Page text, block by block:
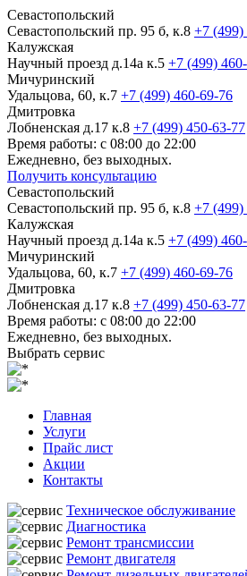
Севастопольский
Севастопольский пр. 95 б, к.8 +7 (499)
Калужская
Научный проезд д.14а к.5 +7 (499)
Мичуринский
Удальцова, 60, к.7 +7 (499) 460-69-76
Дмитровка
Лобненская д.17 к.8 +7 (499) 450-63-77
Время работы: с 08:00 до 22:00
Ежедневно, без выходных.
Получить консультацию
Севастопольский
Севастопольский пр. 95 б, к.8 +7 (499)
Калужская
Научный проезд д.14а к.5 +7 (499)
Мичуринский
Удальцова, 60, к.7 +7 (499) 460-69-76
Дмитровка
Лобненская д.17 к.8 +7 (499) 450-63-77
Время работы: с 08:00 до 22:00
Ежедневно, без выходных.
Выбрать сервис
Главная
Услуги
Прайс лист
Акции
Контакты
Техническое обслуживание
Диагностика
Ремонт трансмиссии
Ремонт двигателя